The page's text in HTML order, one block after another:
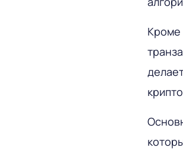
Кроме